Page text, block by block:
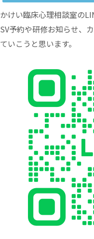
かけい臨床心理相談室の
SV予約や研修お知らせ、
ていこうと思います。